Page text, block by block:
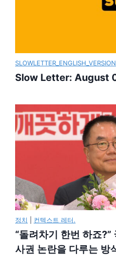
SLOWLETTER_ENGLISH_VERSION
Slow Letter: August
정치 컨텍스트 레터.
“돌려차기 한번 하죠
사권 논란을 다루는 방